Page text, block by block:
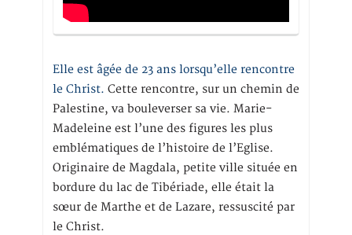
Elle est âgée de 23 ans lorsqu’elle rencontre
le Christ. Cette rencontre, sur un chemin de
Palestine, va bouleverser sa vie. Marie-
Madeleine est l’une des figures les plus
emblématiques de l’histoire de l’Eglise.
Originaire de Magdala, petite ville située en
bordure du lac de Tibériade, elle était la
sœur de Marthe et de Lazare, ressuscité par
le Christ.